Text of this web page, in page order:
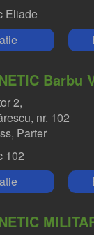
Barbu
2,
nr. 102
Parter